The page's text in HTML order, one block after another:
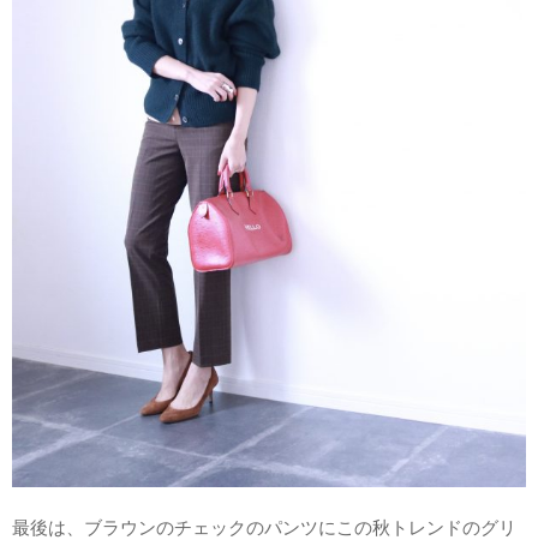
最後は、ブラウンのチェックのパンツにこの秋トレンドのグリ